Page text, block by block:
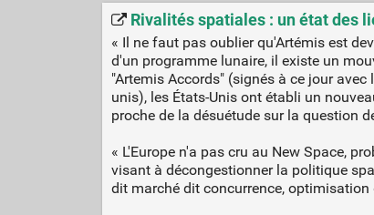
Rivalités spatiales : un état des
« Il ne faut pas oublier qu'Artémis est
d'un programme lunaire, il existe un
"Artemis Accords" (signés à ce jour
unis), les États-Unis ont établi un
proche de la désuétude sur la question
« L'Europe n'a pas cru au New Space,
visant à décongestionner la politique
dit marché dit concurrence,